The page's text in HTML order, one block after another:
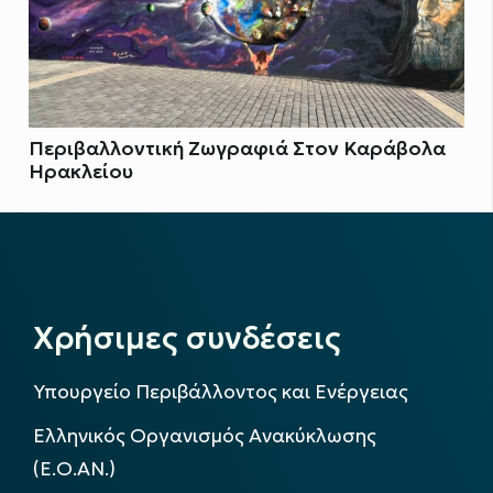
Περιβαλλοντική Ζωγραφιά Στον Καράβολα
Ηρακλείου
Χρήσιμες συνδέσεις
Υπουργείο Περιβάλλοντος και Ενέργειας
Ελληνικός Οργανισμός Ανακύκλωσης
(Ε.Ο.ΑΝ.)